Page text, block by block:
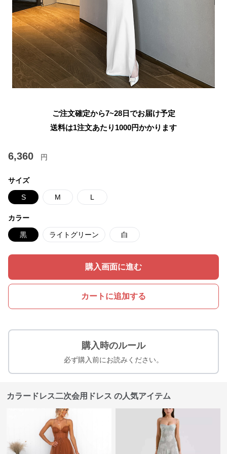
ご注文確定から7~28日でお届け予定
送料は1注文あたり 1000円かかります
6,360 円
サイズ
S M L
カラー
黒 ライトグリーン 白
購入画面に進む
カートに追加する
購入時のルール
必ず購入前にお読みください。
カラードレス二次会用ドレス の人気アイテム